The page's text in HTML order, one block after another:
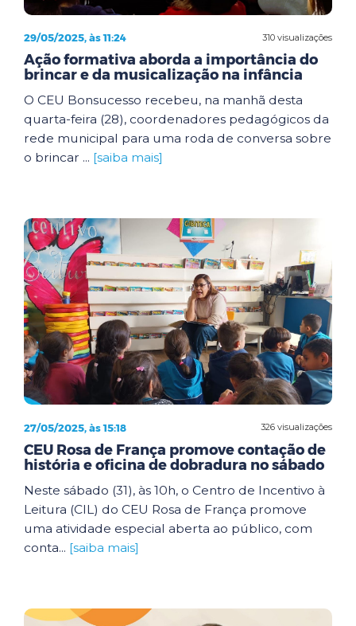
310 visualizações
29/05/2025, às 11:24
Ação formativa aborda a importância do
brincar e da musicalização na infância
O CEU Bonsucesso recebeu, na manhã desta
quarta-feira (28), coordenadores pedagógicos da
rede municipal para uma roda de conversa sobre
o brincar ... [saiba mais]
326 visualizações
27/05/2025, às 15:18
CEU Rosa de França promove contação de
história e oficina de dobradura no sábado
Neste sábado (31), às 10h, o Centro de Incentivo à
Leitura (CIL) do CEU Rosa de França promove
uma atividade especial aberta ao público, com
conta... [saiba mais]